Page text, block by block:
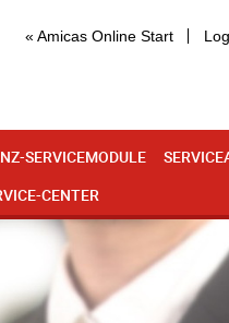
« Amicas Online Start
SERVICEMODULE
CENTER